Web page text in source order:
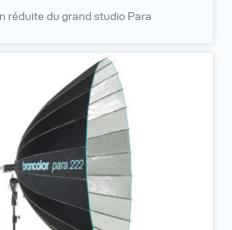
réduite du grand studio Para